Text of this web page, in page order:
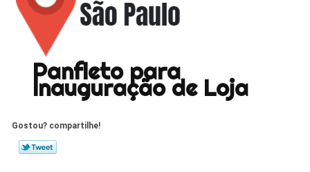
Panfleto para
Inauguração de Loja
Gostou? compartilhe!